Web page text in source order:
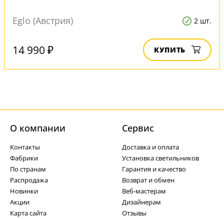
Eglo (Австрия) 2 шт.
14 990 ₽ КУПИТЬ
О компании
Контакты
Фабрики
По странам
Распродажа
Новинки
Акции
Карта сайта
Cервис
Доставка и оплата
Установка светильников
Гарантия и качество
Возврат и обмен
Веб-мастерам
Дизайнерам
Отзывы